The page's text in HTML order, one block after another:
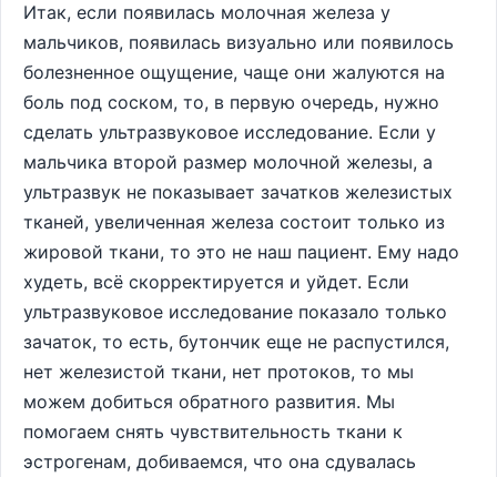
Итак, если появилась молочная железа у
мальчиков, появилась визуально или появилось
болезненное ощущение, чаще они жалуются на
боль под соском, то, в первую очередь, нужно
сделать ультразвуковое исследование. Если у
мальчика второй размер молочной железы, а
ультразвук не показывает зачатков железистых
тканей, увеличенная железа состоит только из
жировой ткани, то это не наш пациент. Ему надо
худеть, всё скорректируется и уйдет. Если
ультразвуковое исследование показало только
зачаток, то есть, бутончик еще не распустился,
нет железистой ткани, нет протоков, то мы
можем добиться обратного развития. Мы
помогаем снять чувствительность ткани к
эстрогенам, добиваемся, что она сдувалась